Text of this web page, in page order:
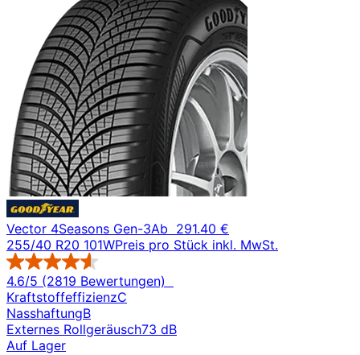
Vector 4Seasons Gen-3Ab 291.40 €
255/40 R20 101WPreis pro Stück inkl. MwSt.
4.6/5 (2819 Bewertungen)
KraftstoffeffizienzC
NasshaftungB
Externes Rollgeräusch73 dB
Auf Lager